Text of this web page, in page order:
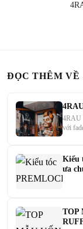
ĐỌC THÊM VỀ
4RAU
với
Kiểu
ưa
TOP